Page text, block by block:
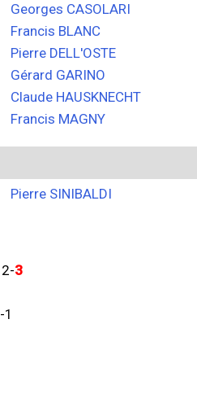
Georges CASOLARI
Francis BLANC
Pierre DELL'OSTE
Gérard GARINO
Claude HAUSKNECHT
Francis MAGNY
Pierre SINIBALDI
2-3
-1